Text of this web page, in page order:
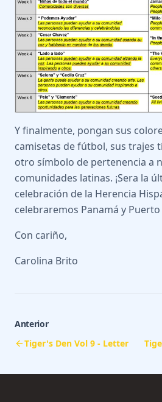
Y finalmente, pongan sus
camisetas de fútbol, sus trajes
otro símbolo de pertenencia a
comunidades latinas. ¡Sera la
celebración de la Herencia
celebraremos Panamá y Puerto
Con cariño,
Carolina Brito
Anterior
Tiger's Den Vol 9 - Letter